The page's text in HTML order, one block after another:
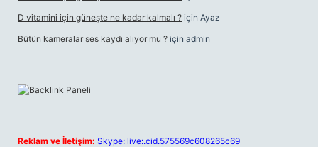
D vitamini için güneşte ne kadar kalmalı ? için Ayaz
Bütün kameralar ses kaydı alıyor mu ? için admin
Reklam ve İletişim: Skype: live:.cid.575569c608265c69